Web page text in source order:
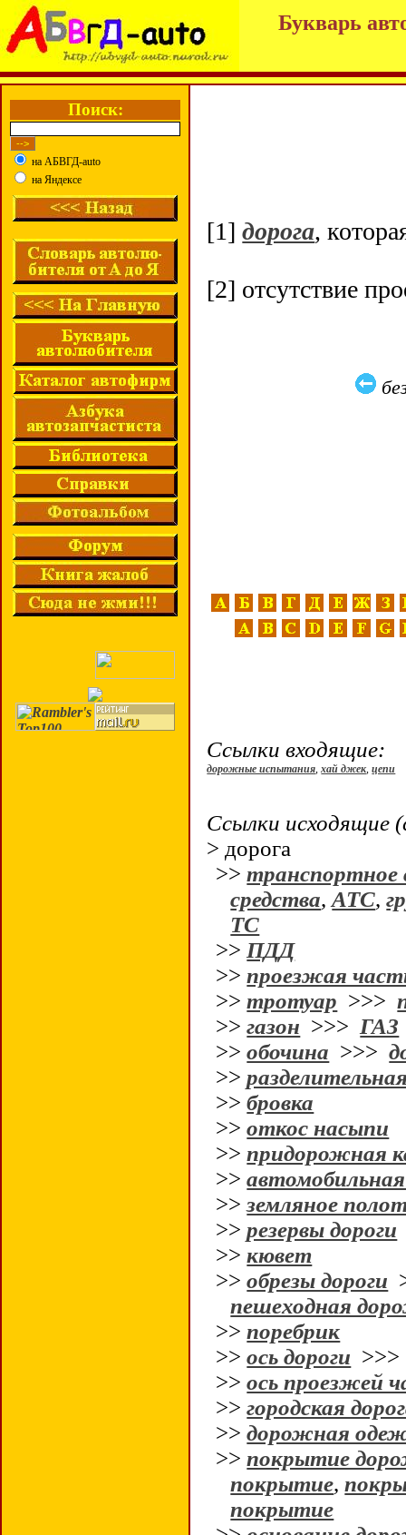
Букварь
Поиск:
на АБВГД-auto
на Яндексе
[1]дорога,
[2] отсутствие
Ссылки входящие:
дорожные испытания,хай джек,цепи
Ссылки исходящие
> дорога
>>транспортное
средства,АТС,
ТС
>> ПДД
>>проезжая
>>тротуар >>>
>>газон >>> ГАЗ
>>обочина >>>
>>
>>бровка
>>откос насыпи
>>придорожная
>>
>>земляное
>>резервы дороги
>>кювет
>>обрезы дороги
пешеходная
>>поребрик
>>ось дороги
>>ось проезжей
>>городская
>>дорожная
>>покрытие
покрытие,
покрытие